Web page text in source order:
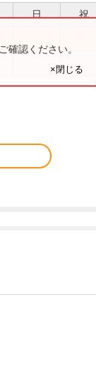
日 祝
確認ください。
×閉じる